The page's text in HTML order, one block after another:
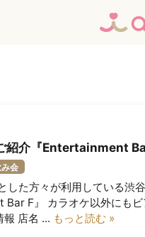
紹介『Entertainment
会
した方々が利用している渋
F』 カラオケ以外にもビ
報 店名 ... もっと読む »